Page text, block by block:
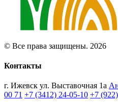
© Все права защищены. 2026
Контакты
г. Ижевск ул. Выставочная 1а
00 71 +7 (3412) 24-05-10 +7